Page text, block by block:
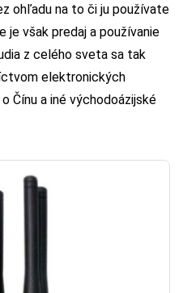
ohľadu na to či ju používate
je však predaj a používanie
z celého sveta sa tak
elektronických
Čínu a iné východoázijské